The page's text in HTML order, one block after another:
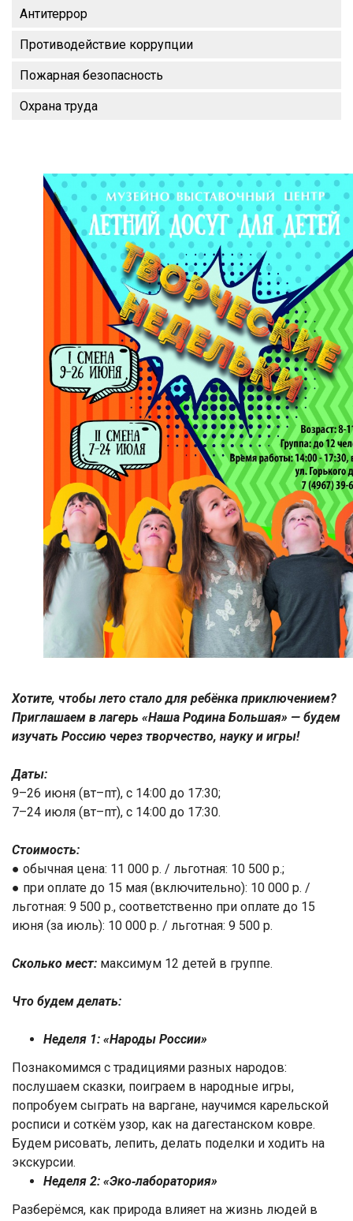
Антитеррор
Противодействие коррупции
Пожарная безопасность
Охрана труда
Хотите, чтобы лето стало для ребёнка приключением?
Приглашаем в лагерь «Наша Родина Большая» — будем
изучать Россию через творчество, науку и игры!
Даты:
9–26 июня (вт–пт), с 14:00 до 17:30;
7–24 июля (вт–пт), с 14:00 до 17:30.
Стоимость:
● обычная цена: 11 000 р. / льготная: 10 500 р.;
● при оплате до 15 мая (включительно): 10 000 р. /
льготная: 9 500 р., соответственно при оплате до 15
июня (за июль): 10 000 р. / льготная: 9 500 р.
Сколько мест: максимум 12 детей в группе.
Что будем делать:
Неделя 1: «Народы России»
Познакомимся с традициями разных народов:
послушаем сказки, поиграем в народные игры,
попробуем сыграть на варгане, научимся карельской
росписи и соткём узор, как на дагестанском ковре.
Будем рисовать, лепить, делать поделки и ходить на
экскурсии.
Неделя 2: «Эко‑лаборатория»
Разберёмся, как природа влияет на жизнь людей в